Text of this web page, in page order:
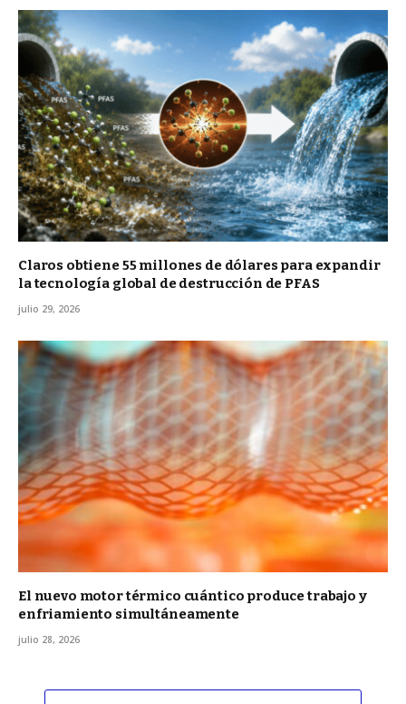
Claros obtiene 55 millones de dólares para expandir
la tecnología global de destrucción de PFAS
julio 29, 2026
El nuevo motor térmico cuántico produce trabajo y
enfriamiento simultáneamente
julio 28, 2026